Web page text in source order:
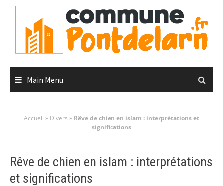
content
Main Menu
Accueil » Divers » Rêve de chien en islam : interprétations et
significations
Rêve de chien en islam : interprétations
et significations